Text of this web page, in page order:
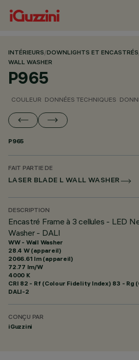
INTÉRIEURS/DOWNLIGHTS ET ENCASTRÉS
WALL WASHER
P965
COULEUR DONNÉES TECHNIQUES
P965
FAIT PARTIE DE
LASER BLADE L WALL WASHER
DESCRIPTION
Encastré Frame à 3 cellules - LED
Washer - DALI
WW - Wall Washer
28.4 W (appareil)
2066.61 lm (appareil)
72.77 lm/W
4000 K
CRI 82 - Rf (Colour Fidelity Index) 83 - Rg
DALI-2
CONÇU PAR
iGuzzini